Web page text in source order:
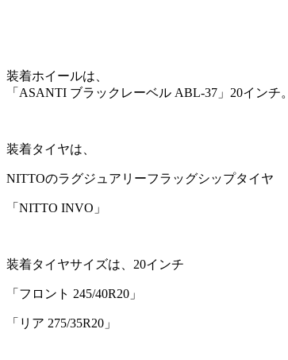
装着ホイールは、
「ASANTI ブラックレーベル ABL-37」20インチ。
装着タイヤは、
NITTOのラグジュアリーフラッグシップタイヤ
「NITTO INVO」
装着タイヤサイズは、20インチ
「フロント 245/40R20」
「リア 275/35R20」